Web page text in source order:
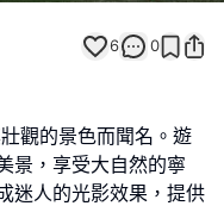
6 0
觀的景色而聞名。遊
景，享受大自然的寧
迷人的光影效果，提供